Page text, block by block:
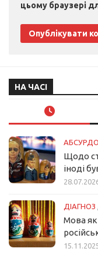
цьому браузері
НА ЧАСІ
Щодо
іноді
ДІАГНОЗ
Мова як